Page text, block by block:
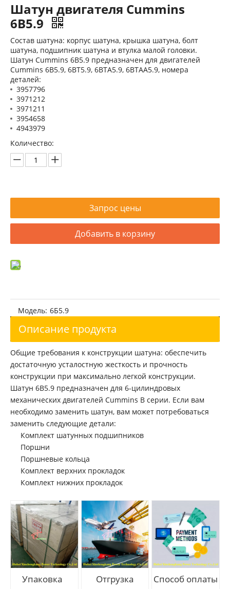
Cummins 4B3.9 Engine Con-rod
Шатун двигателя Cummins
6B5.9
Состав шатуна: корпус шатуна, крышка шатуна, болт
шатуна, подшипник шатуна и втулка малой головки.
Шатун Cummins 6B5.9 предназначен для двигателей
Cummins 6B5.9, 6BT5.9, 6BTA5.9, 6BTAA5.9, номера
деталей:
3957796
3971212
3971211
3954658
4943979
Количество:
Запрос цены
Добавить в корзину
Модель: 6Б5.9
Описание продукта
Общие требования к конструкции шатуна: обеспечить
достаточную усталостную жесткость и прочность
конструкции при максимально легкой конструкции.
Шатун 6B5.9 предназначен для 6-цилиндровых
механических двигателей Cummins B серии. Если вам
необходимо заменить шатун, вам может потребоваться
заменить следующие детали:
Комплект шатунных подшипников
Поршни
Поршневые кольца
Комплект верхних прокладок
Комплект нижних прокладок
Упаковка Отгрузка Способ оплаты